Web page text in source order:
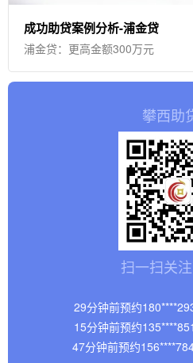
成功助贷案例分析-浦金贷
浦金贷：更高金额300万元
攀西助
扫一扫关
47分钟前预约
39分钟前预约
47分钟前预约
39分钟前预约
28分钟前预约
15分钟前预约